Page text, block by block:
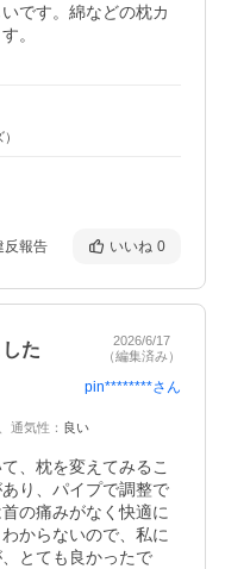
です。綿などの枕カ
。
反報告 いいね 0
た
2026/6/17
（編集済み）
pin********さん
通気性 ： 良い
、枕を変えてみるこ
り、パイプで調整で
の痛みがなく快適に
からないので、私に
とても良かったで